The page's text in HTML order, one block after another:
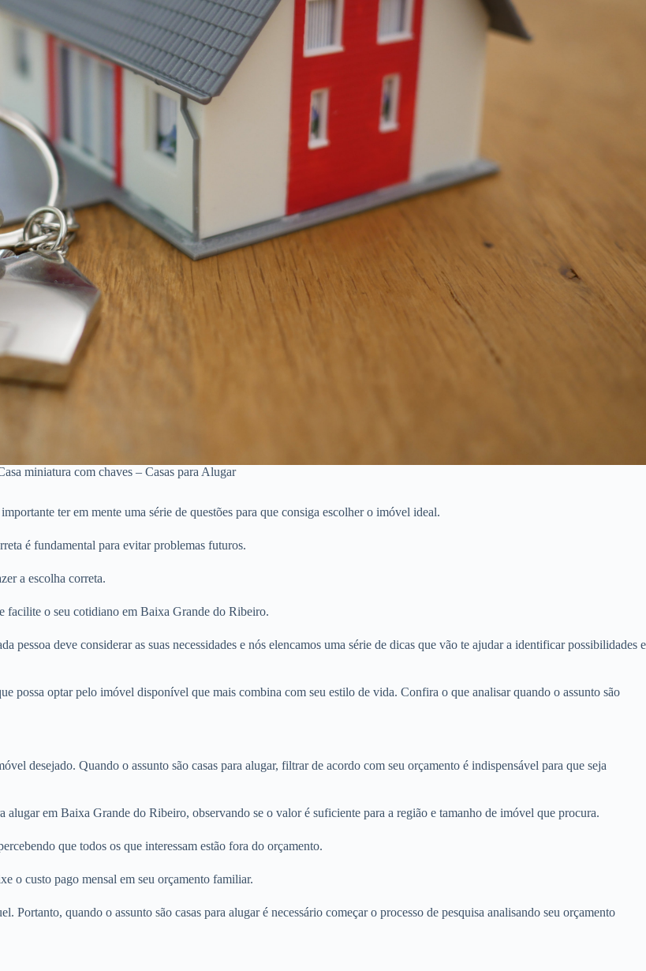
miniatura com chaves – Casas para Alugar
ter em mente uma série de questões para que consiga escolher o imóvel ideal.
é fundamental para evitar problemas futuros.
a escolha correta.
facilite o seu cotidiano em Baixa Grande do Ribeiro.
deve considerar as suas necessidades e nós elencamos uma série de dicas que vão te ajudar a identificar possibilidades e
possa optar pelo imóvel disponível que mais combina com seu estilo de vida. Confira o que analisar quando o assunto são
desejado. Quando o assunto são casas para alugar, filtrar de acordo com seu orçamento é indispensável para que seja
alugar em Baixa Grande do Ribeiro, observando se o valor é suficiente para a região e tamanho de imóvel que procura.
que todos os que interessam estão fora do orçamento.
o custo pago mensal em seu orçamento familiar.
quando o assunto são casas para alugar é necessário começar o processo de pesquisa analisando seu orçamento